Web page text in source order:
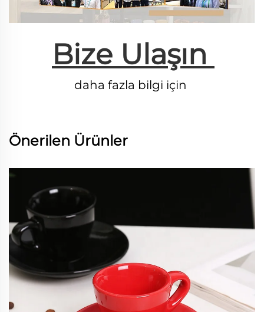
Bize Ulaşın
daha fazla bilgi için
Önerilen Ürünler